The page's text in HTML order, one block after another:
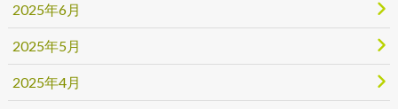
2025年6月
2025年5月
2025年4月